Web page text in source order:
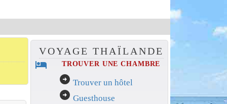
VOYAGE THAÏLANDE
hotel TROUVER UNE CHAMBRE
arrow_circle_right Trouver un hôtel
arrow_circle_right Guesthouse